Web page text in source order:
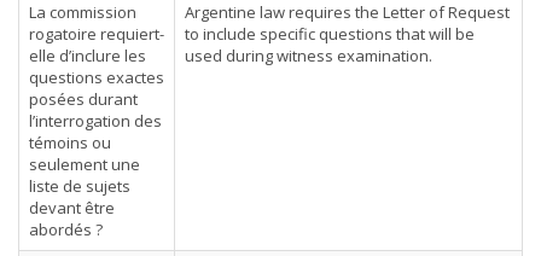
La commission
rogatoire requiert-
elle d’inclure les
questions exactes
posées durant
l’interrogation des
témoins ou
seulement une
liste de sujets
devant être
abordés ?
Argentine law requires the Letter of Request
to include specific questions that will be
used during witness examination.